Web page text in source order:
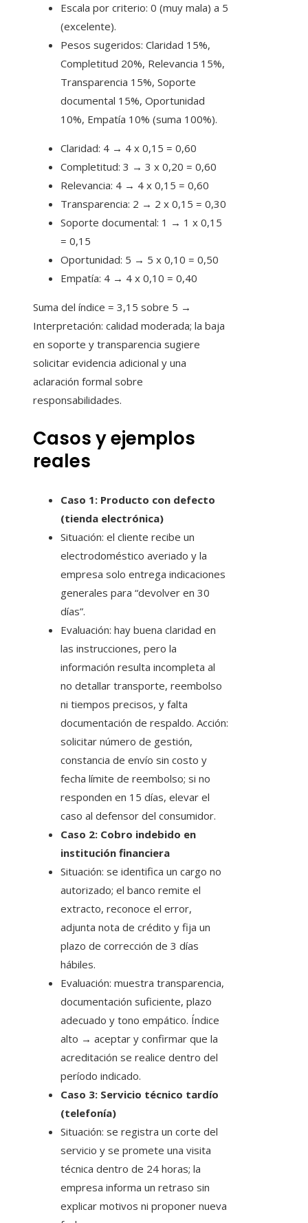
Escala por criterio: 0 (muy mala) a 5
(excelente).
Pesos sugeridos: Claridad 15%,
Completitud 20%, Relevancia 15%,
Transparencia 15%, Soporte
documental 15%, Oportunidad
10%, Empatía 10% (suma 100%).
Claridad: 4 → 4 x 0,15 = 0,60
Completitud: 3 → 3 x 0,20 = 0,60
Relevancia: 4 → 4 x 0,15 = 0,60
Transparencia: 2 → 2 x 0,15 = 0,30
Soporte documental: 1 → 1 x 0,15
= 0,15
Oportunidad: 5 → 5 x 0,10 = 0,50
Empatía: 4 → 4 x 0,10 = 0,40
Suma del índice = 3,15 sobre 5 →
Interpretación: calidad moderada; la baja
en soporte y transparencia sugiere
solicitar evidencia adicional y una
aclaración formal sobre
responsabilidades.
Casos y ejemplos
reales
Caso 1: Producto con defecto
(tienda electrónica)
Situación: el cliente recibe un
electrodoméstico averiado y la
empresa solo entrega indicaciones
generales para “devolver en 30
días”.
Evaluación: hay buena claridad en
las instrucciones, pero la
información resulta incompleta al
no detallar transporte, reembolso
ni tiempos precisos, y falta
documentación de respaldo. Acción:
solicitar número de gestión,
constancia de envío sin costo y
fecha límite de reembolso; si no
responden en 15 días, elevar el
caso al defensor del consumidor.
Caso 2: Cobro indebido en
institución financiera
Situación: se identifica un cargo no
autorizado; el banco remite el
extracto, reconoce el error,
adjunta nota de crédito y fija un
plazo de corrección de 3 días
hábiles.
Evaluación: muestra transparencia,
documentación suficiente, plazo
adecuado y tono empático. Índice
alto → aceptar y confirmar que la
acreditación se realice dentro del
período indicado.
Caso 3: Servicio técnico tardío
(telefonía)
Situación: se registra un corte del
servicio y se promete una visita
técnica dentro de 24 horas; la
empresa informa un retraso sin
explicar motivos ni proponer nueva